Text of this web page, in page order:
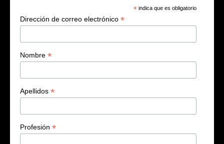
* indica que es obligatorio
Dirección de correo electrónico *
Nombre *
Apellidos *
Profesión *